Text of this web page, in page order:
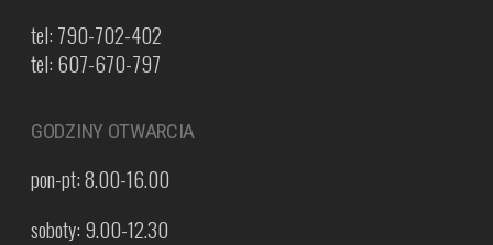
tel: 790-702-402
tel: 607-670-797
GODZINY OTWARCIA
pon-pt: 8.00-16.00
soboty: 9.00-12.30